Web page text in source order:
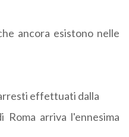
ancora esistono nelle
effettuati dalla
Roma arriva l'ennesima